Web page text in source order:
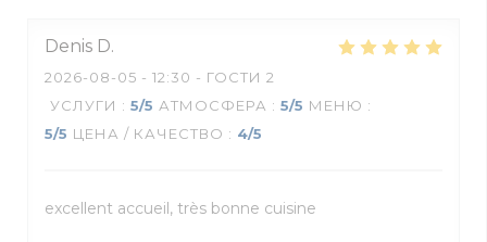
Denis D
2026-08-05 - 12:30 - ГОСТИ 2
УСЛУГИ : 5/5 АТМОСФЕРА : 5/5 МЕНЮ :
5/5 ЦЕНА / КАЧЕСТВО : 4/5
excellent accueil, très bonne cuisine